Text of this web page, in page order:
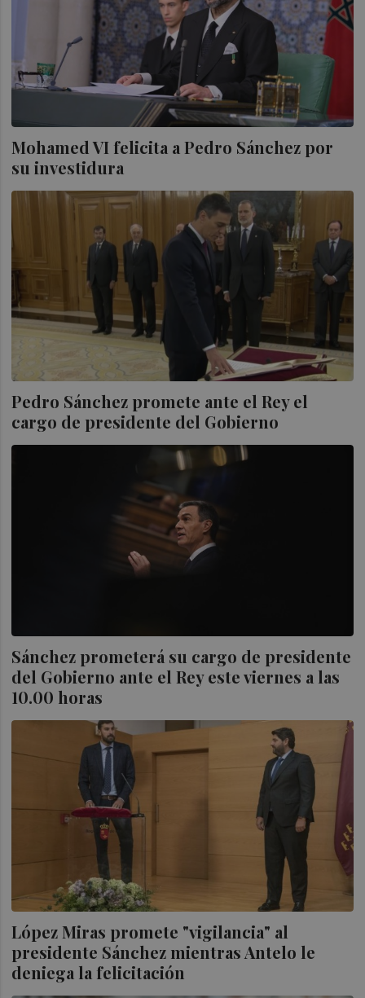
Mohamed VI felicita a Pedro Sánchez por
su investidura
Pedro Sánchez promete ante el Rey el
cargo de presidente del Gobierno
Sánchez prometerá su cargo de presidente
del Gobierno ante el Rey este viernes a las
10.00 horas
López Miras promete "vigilancia" al
presidente Sánchez mientras Antelo le
deniega la felicitación